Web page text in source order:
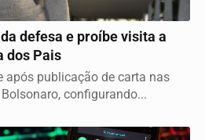
defesa e proíbe visita a
dos Pais
após publicação de carta nas
configurando...